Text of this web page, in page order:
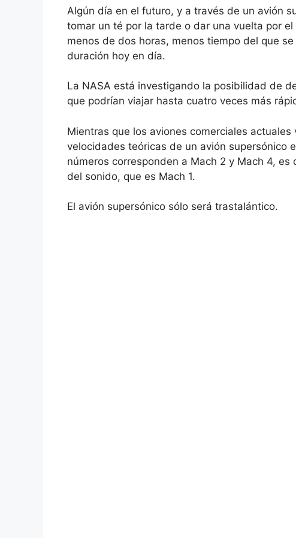
X
(Twitter)
Facebook
LinkedIn
EmailWhatsApp
Algún día en el futuro, y a través de un avión
tomar un té por la tarde o dar una vuelta por
menos de dos horas, menos tiempo del que
duración hoy en día.
La NASA está investigando la posibilidad de
que podrían viajar hasta cuatro veces más
Mientras que los aviones comerciales
velocidades teóricas de un avión supersónico
números corresponden a Mach 2 y Mach 4,
del sonido, que es Mach 1.
El avión supersónico sólo será trastalántico.